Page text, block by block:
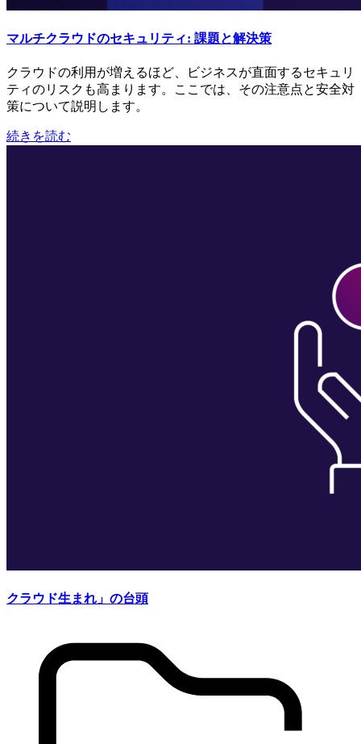
マルチクラウドのセキュリティ: 課題と解決策
クラウドの利用が増えるほど、ビジネスが直面するセキュリ
ティのリスクも高まります。ここでは、その注意点と安全対
策について説明します。
続きを読む
クラウド生まれ」の台頭